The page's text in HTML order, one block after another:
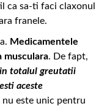
ca sa-ti faci claxonul
franele.
Medicamentele
musculara. De fapt,
totalul greutatii
aceste
nu este unic pentru